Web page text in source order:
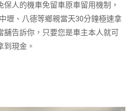
保人的機車免留車原車留用機制，
壢、八德等鄉親當天30分鐘極速拿
舖告訴你，只要您是車主本人就可
到現金。